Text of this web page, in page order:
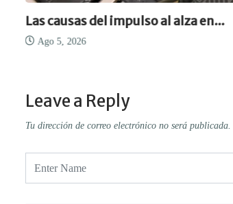
Las causas del impulso al alza en...
Ago 5, 2026
Leave a Reply
Tu dirección de correo electrónico no será publicada.